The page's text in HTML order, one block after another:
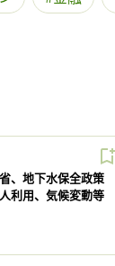
、地下水保全政策
利用、気候変動等